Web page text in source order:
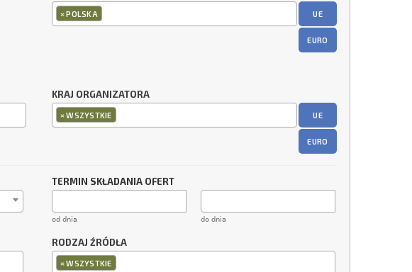
×POLSKA UE
EURO
KRAJ ORGANIZATORA
×WSZYSTKIE UE
EURO
TERMIN SKŁADANIA OFERT
od dnia do dnia
RODZAJ ŹRÓDŁA
×WSZYSTKIE